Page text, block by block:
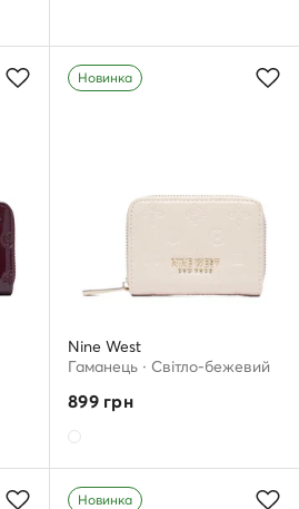
Новинка
Nine West
Гаманець · Світло-бежевий
899грн
Новинка